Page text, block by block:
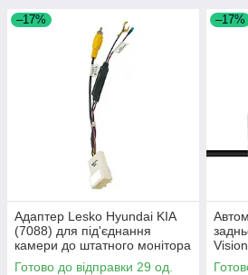
–17%
Адаптер Lesko Hyundai KIA
(7088) для під'єднання
камери до штатного монітора
29 шт.
Готово до відправки 29 од.
–17%
шт.